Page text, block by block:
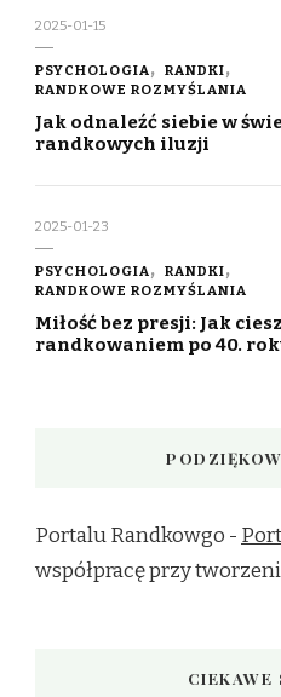
2025-01-15
PSYCHOLOGIA
RANDKI
RANDKOWE ROZMYŚLANIA
Jak odnaleźć siebie w
randkowych iluzji
2025-01-23
PSYCHOLOGIA
RANDKI
RANDKOWE ROZMYŚLANIA
Miłość bez presji: Jak
randkowaniem po 40.
Portalu Randkowgo -
współpracę przy
CIEKAWE